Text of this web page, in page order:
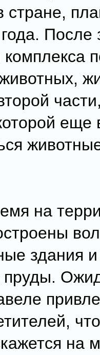
стране,
После
еще
на
здания
что
на